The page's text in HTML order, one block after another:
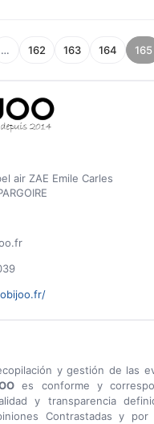
… 162 163 164 165
air ZAE Emile Carles
y gestión de las
es conforme y
y transparencia
Contrastadas y